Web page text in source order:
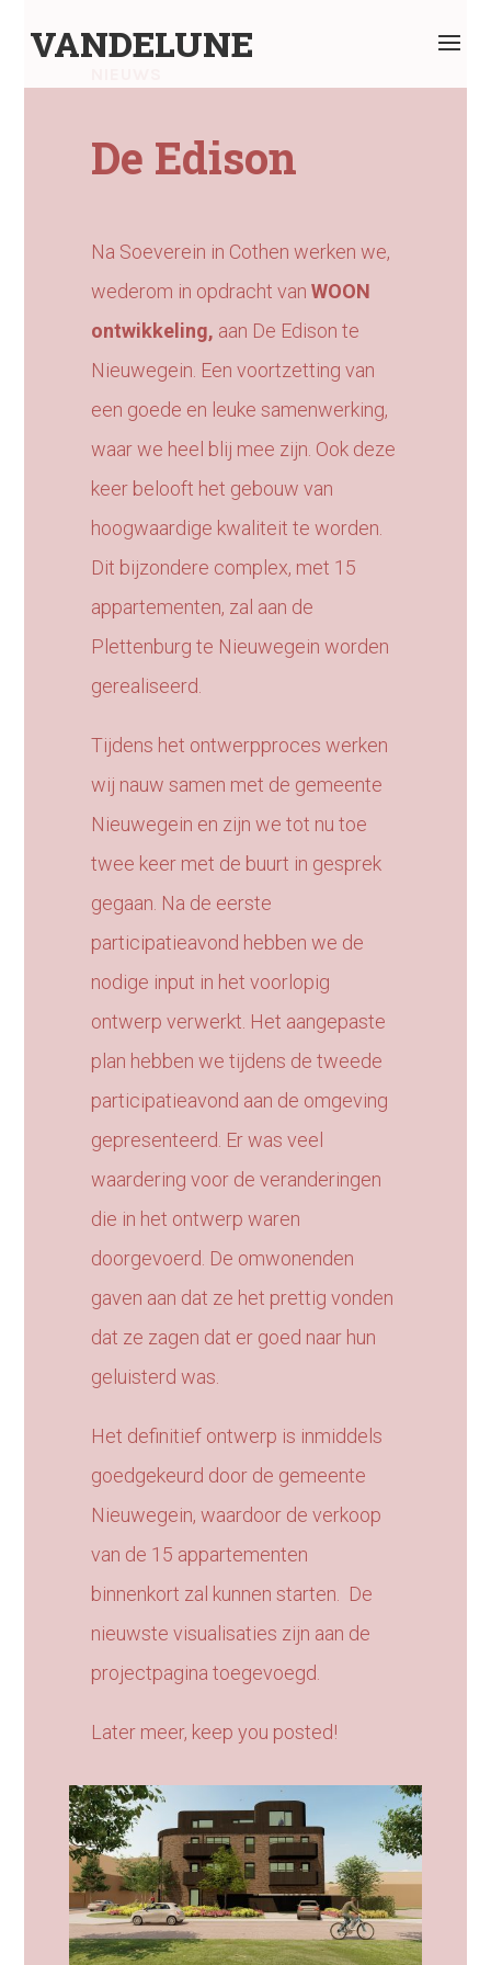
VANDELUNE
De Edison
Na Soeverein in Cothen werken we,
wederom in opdracht van WOON
ontwikkeling, aan De Edison te
Nieuwegein. Een voortzetting van
een goede en leuke samenwerking,
waar we heel blij mee zijn. Ook deze
keer belooft het gebouw van
hoogwaardige kwaliteit te worden.
Dit bijzondere complex, met 15
appartementen, zal aan de
Plettenburg te Nieuwegein worden
gerealiseerd.
Tijdens het ontwerpproces werken
wij nauw samen met de gemeente
Nieuwegein en zijn we tot nu toe
twee keer met de buurt in gesprek
gegaan. Na de eerste
participatieavond hebben we de
nodige input in het voorlopig
ontwerp verwerkt. Het aangepaste
plan hebben we tijdens de tweede
participatieavond aan de omgeving
gepresenteerd. Er was veel
waardering voor de veranderingen
die in het ontwerp waren
doorgevoerd. De omwonenden
gaven aan dat ze het prettig vonden
dat ze zagen dat er goed naar hun
geluisterd was.
Het definitief ontwerp is inmiddels
goedgekeurd door de gemeente
Nieuwegein, waardoor de verkoop
van de 15 appartementen
binnenkort zal kunnen starten. De
nieuwste visualisaties zijn aan de
projectpagina toegevoegd.
Later meer, keep you posted!